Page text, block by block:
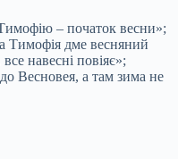
– початок весни»;
Тимофія дме весняний
навесні повіяє»;
Весновея, а там зима не